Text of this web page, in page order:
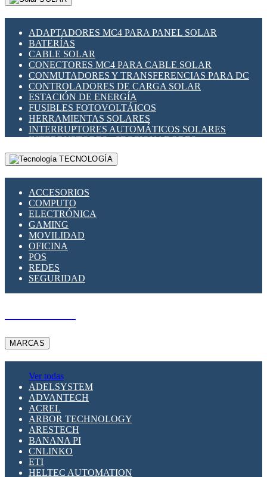
ADAPTADORES MC4 PARA PANEL SOLAR
BATERÍAS
CABLE SOLAR
CONECTORES MC4 PARA CABLE SOLAR
CONMUTADORES Y TRANSFERENCIAS PARA DC
CONTROLADORES DE CARGA SOLAR
ESTACIÓN DE ENERGÍA
FUSIBLES FOTOVOLTÁICOS
HERRAMIENTAS SOLARES
INTERRUPTORES AUTOMÁTICOS SOLARES
INTERRUPTORES - SECCIONADORES
FOTOVOLTÁICOS
MONTAJE PANEL SOLAR
SUPRESOR DE TRANSIENTES SPDS PARA
APLICACIONES FOTOVOLTAICAS
TECNOLOGÍA
ACCESORIOS
COMPUTO
ELECTRÓNICA
GAMING
MOVILIDAD
OFICINA
POS
REDES
SEGURIDAD
MARCAS
Ver todas
ADELSYSTEM
ADVANTECH
ACREL
ARBOR TECHNOLOGY
ARESTECH
BANANA PI
CNLINKO
ETI
HELTEC AUTOMATION